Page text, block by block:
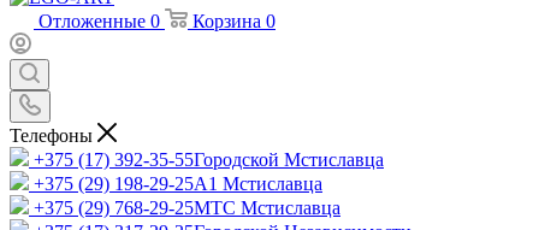
Отложенные 0 Корзина 0
Телефоны
+375 (17) 392-35-55Городской Мстиславца
+375 (29) 198-29-25A1 Мстиславца
+375 (29) 768-29-25МТС Мстиславца